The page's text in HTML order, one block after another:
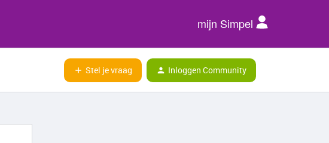
mijn Simpel
Stel je vraag Inloggen Community